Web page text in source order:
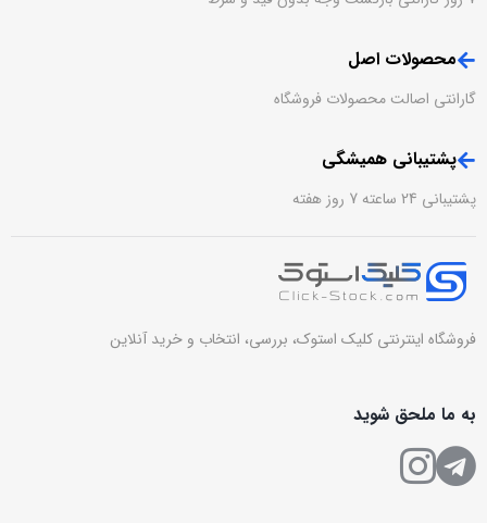
محصولات اصل
گارانتی اصالت محصولات فروشگاه
پشتیبانی همیشگی
پشتیبانی 24 ساعته 7 روز هفته
فروشگاه اینترنتی کلیک استوک، بررسی، انتخاب و خرید آنلاین
به ما ملحق شوید